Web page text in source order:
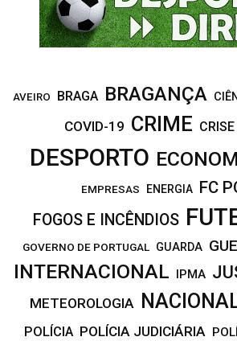
AVEIRO BRAGA BRAGANÇA
COVID-19 CRIME CRISE
DESPORTO
EMPRESAS ENERGIA FC
FOGOS E INCÊNDIOS
GOVERNO DE PORTUGAL GUARDA
INTERNACIONAL IPMA
METEOROLOGIA
POLÍCIA POLÍCIA JUDICIÁRIA